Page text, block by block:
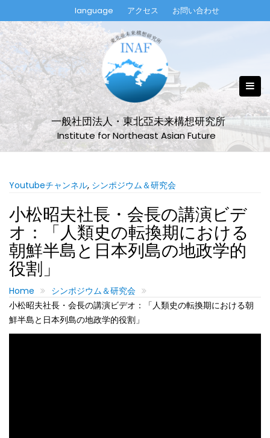
to
content
language アクセス お問い合わせ
一般社団法人・東北亞未来構想研究所
Institute for Northeast Asian Future
Youtubeチャンネル, シンポジウム＆研究会
小松昭夫社長・会長の講演ビデ
オ：「人類史の転換期における
朝鮮半島と日本列島の地政学的
役割」
Home
シンポジウム＆研究会
小松昭夫社長・会長の講演ビデオ：「人類史の転換期における朝
鮮半島と日本列島の地政学的役割」